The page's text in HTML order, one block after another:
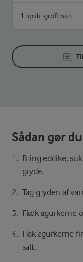
1 spsk groft salt
Sådan gør du
Bring eddike,
gryde.
Tag gryden af
Flæk agurkerne
Hak agurkerne
salt.